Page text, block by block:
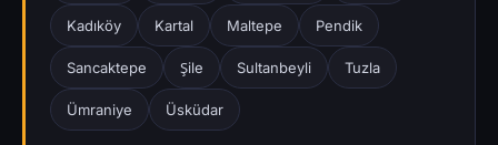
Kadıköy Kartal Maltepe Pendik
Sancaktepe Şile Sultanbeyli Tuzla
Ümraniye Üsküdar